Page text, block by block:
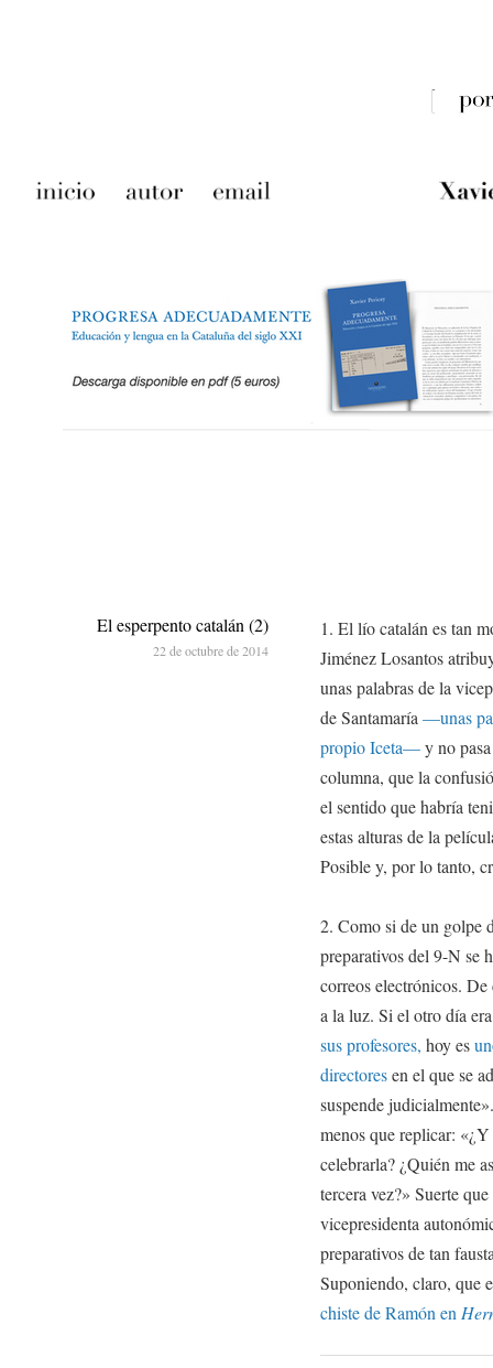
1. El lío catalán es tan
Jiménez Losantos
unas palabras de la
de Santamaría —unas
propio Iceta—y no pasa
columna, que la
el sentido que habría
estas alturas de la
Posible y, por lo tanto,
2. Como si de un golpe
preparativos del 9-N se
correos electrónicos.
a la luz. Si el otro día
sus profesores, hoy es
directoresen el que se
suspende
menos que replicar:
celebrarla? ¿Quién me
tercera vez?» Suerte
vicepresidenta
preparativos de tan
Suponiendo, claro, que
chiste de Ramón en
El esperpento catalán (2)
22 de octubre de 2014